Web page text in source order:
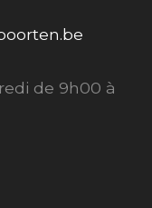
de 9h00 à